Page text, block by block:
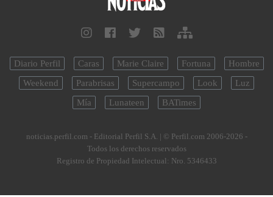
Diario Perfil Caras Marie Claire Fortuna
Hombre
Weekend
Parabrisas Supercampo Look
Luz
Mía
Lunateen BATimes
noticias.perfil.com - Editorial Perfil S.A. | © Perfil.com 2006-2026 -
Todos los derechos reservados
Registro de Propiedad Intelectual: Nro. 5346433